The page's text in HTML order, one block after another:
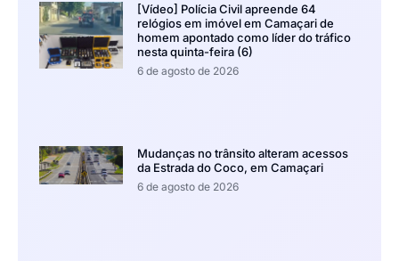
[Vídeo] Polícia Civil apreende 64
relógios em imóvel em Camaçari de
homem apontado como líder do tráfico
nesta quinta-feira (6)
6 de agosto de 2026
Mudanças no trânsito alteram acessos
da Estrada do Coco, em Camaçari
6 de agosto de 2026